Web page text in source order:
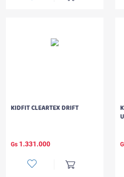
KIDFIT CLEARTEX DRIFT
Gs 1.331.000